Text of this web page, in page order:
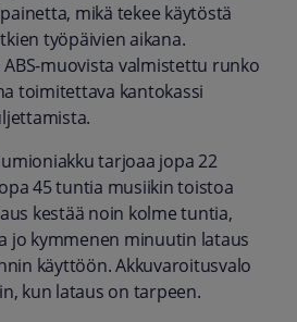
mikä tekee käytöstä
työpäivien aikana.
muovista valmistettu runko
toimitettava kantokassi
tarjoaa jopa 22
45 tuntia musiikin toistoa
kestää noin kolme tuntia,
jo kymmenen minuutin lataus
käyttöön. Akkuvaroitusvalo
kun lataus on tarpeen.